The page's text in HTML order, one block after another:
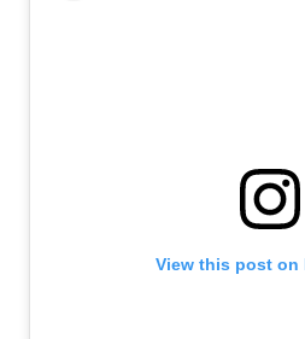
View this post on